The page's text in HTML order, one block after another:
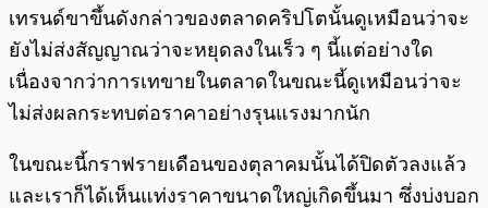
เทรนด์ขาขึ้นดังกล่าวของตลาดคริปโตนั้นดูเหมือนว่าจะ
ยังไม่ส่งสัญญาณว่าจะหยุดลงในเร็ว ๆ นี้แต่อย่างใด
เนื่องจากว่าการเทขายในตลาดในขณะนี้ดูเหมือนว่าจะ
ไม่ส่งผลกระทบต่อราคาอย่างรุนแรงมากนัก
ในขณะนี้กราฟรายเดือนของตุลาคมนั้นได้ปิดตัวลงแล้ว
และเราก็ได้เห็นแท่งราคาขนาดใหญ่เกิดขึ้นมา ซึ่งบ่งบอก